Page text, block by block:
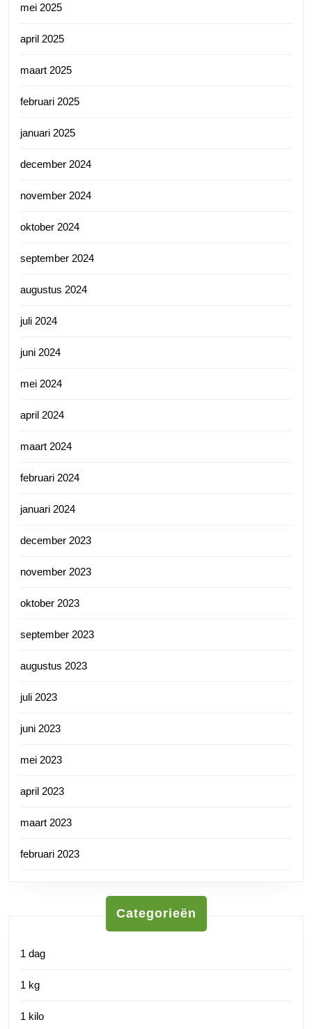
mei 2025
april 2025
maart 2025
februari 2025
januari 2025
december 2024
november 2024
oktober 2024
september 2024
augustus 2024
juli 2024
juni 2024
mei 2024
april 2024
maart 2024
februari 2024
januari 2024
december 2023
november 2023
oktober 2023
september 2023
augustus 2023
juli 2023
juni 2023
mei 2023
april 2023
maart 2023
februari 2023
Categorieën
1 dag
1 kg
1 kilo